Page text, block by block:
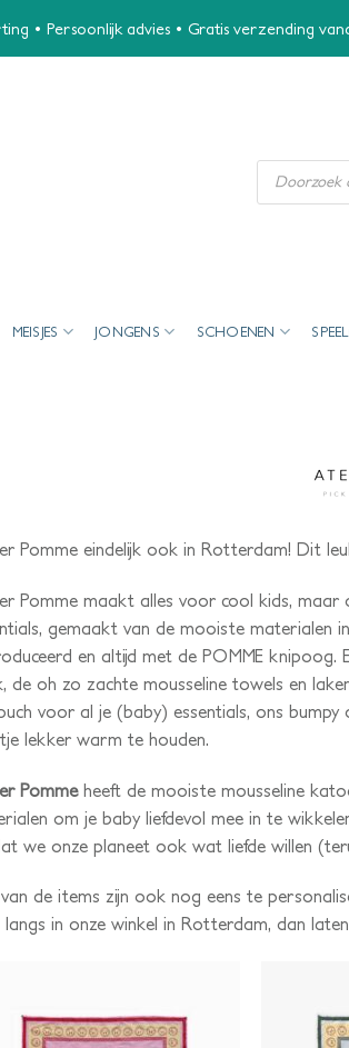
• Persoonlijk advies • Gratis verzending
Producten
zoeken
MEISJES JONGENS SCHOENEN
Pomme eindelijk ook in Rotterdam! Dit
Pomme maakt alles voor cool kids,
gemaakt van de mooiste materialen
en altijd met de POMME
de oh zo zachte mousseline towels en
voor al je (baby) essentials, ons
lekker warm te houden.
Pomme heeft de mooiste mousseline
om je baby liefdevol mee in te
we onze planeet ook wat liefde willen
van de items zijn ook nog eens te
langs in onze winkel in Rotterdam, dan